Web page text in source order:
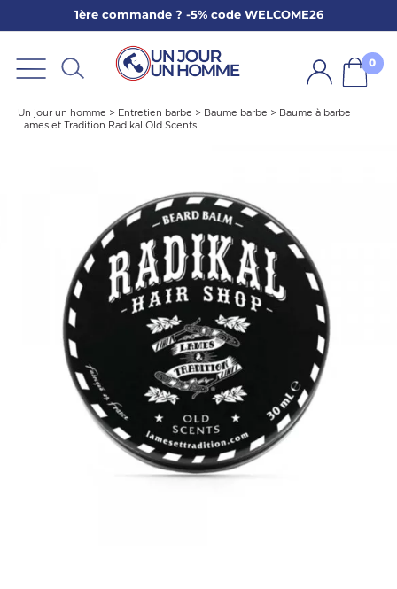
1ère commande ? -5% code WELCOME26
0
LA BARBE
Un jour un homme > Entretien barbe > Baume barbe > Baume à barbe
Lames et Tradition Radikal Old Scents